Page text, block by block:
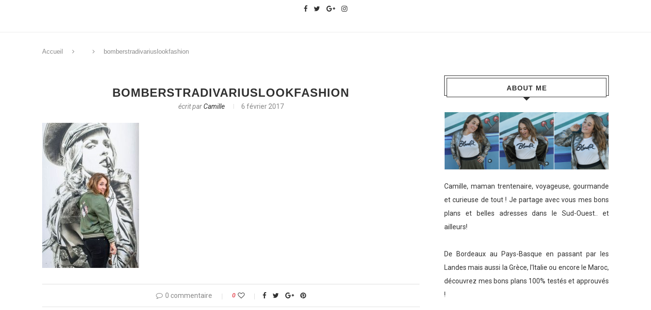
Accueil bomberstradivariuslookfashion
BOMBERSTRADIVARIUSLOOKFASHION
écrit parCamille 6 février 2017
0 commentaire 0
ABOUT ME
Camille, maman trentenaire, voyageuse, gourmande
et curieuse de tout ! Je partage avec vous mes bons
plans et belles adresses dans le Sud-Ouest.. et
ailleurs!
De Bordeaux au Pays-Basque en passant par les
Landes mais aussi la Grèce, l'Italie ou encore le Maroc,
découvrez mes bons plans 100% testés et approuvés
!